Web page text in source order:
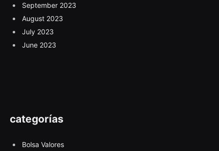
September 2023
August 2023
July 2023
June 2023
categorías
Bolsa Valores